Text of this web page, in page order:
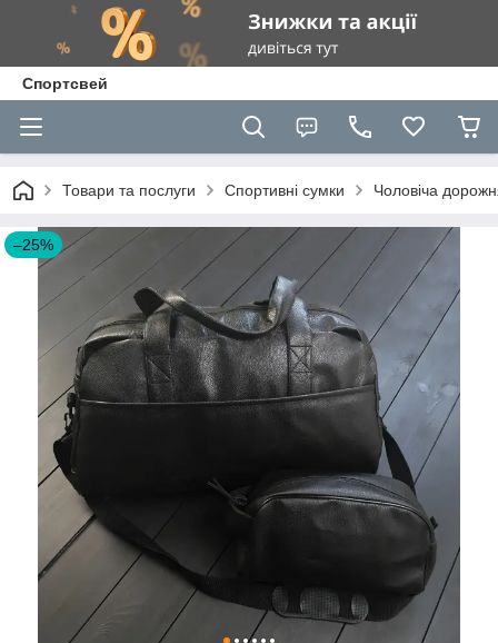
Спортсвей
Товари та послуги Спортивні сумки Чоловіча
–25%